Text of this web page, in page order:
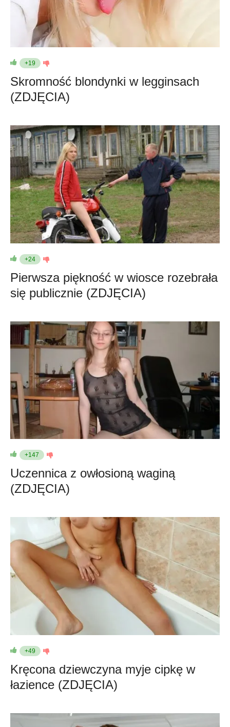
+19
Skromność blondynki w legginsach
(ZDJĘCIA)
+24
Pierwsza piękność w wiosce rozebrała
się publicznie (ZDJĘCIA)
+147
Uczennica z owłosioną waginą
(ZDJĘCIA)
+49
Kręcona dziewczyna myje cipkę w
łazience (ZDJĘCIA)